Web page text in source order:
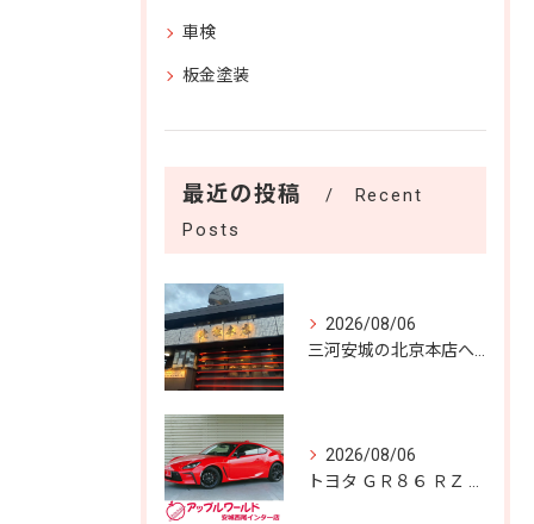
車検
板金塗装
最近の投稿
Recent
Posts
2026/08/06
2026/08/06